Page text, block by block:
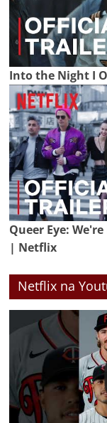
Into the Night I
Queer Eye:
| Netflix
Netflix na